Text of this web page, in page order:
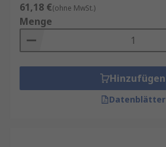
61,18 €(ohne MwSt.)
Menge
Hinzufügen
Datenblätter